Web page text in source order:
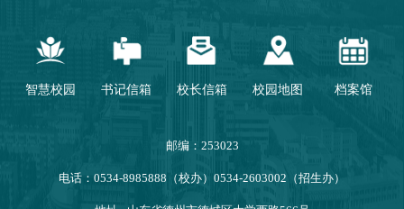
智慧校园 书记信箱 校长信箱 校园地图 档案馆
邮编：253023
电话：0534-8985888（校办）0534-2603002（招生办）